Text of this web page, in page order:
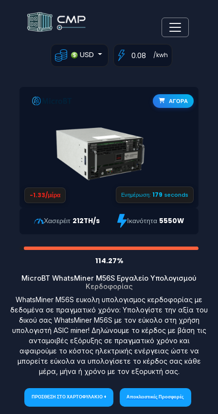
USD /kwh
ΑΓΟΡΑ
-1.33/μέρα Ενημέρωση: 178 seconds
Χασερέιτ 212TH/s Ικανότητα 5550W
114.27%
MicroBT WhatsMiner M56S Εργαλείο Υπολογισμού
Κερδοφορίας
WhatsMiner M56S ευκολη υπολογισμος κερδοφορίας με
δεδομένα σε πραγματικό χρόνο: Υπολογίστε την αξία του
δικού σας WhatsMiner M56S με τον εύκολο στη χρήση
υπολογιστή ASIC miner! Δηλώνουμε το κέρδος με βάση τις
ανταμοιβές εξόρυξης σε πραγματικό χρόνο και
αφαιρούμε το κόστος ηλεκτρικής ενέργειας ώστε να
μπορείτε εύκολα να υπολογίσετε το κέρδος σας κάθε
μέρα, μήνα ή χρόνο με τον εξορυκτή σας.
ΠΡΟΣΘΕΣΗ ΣΤΟ ΧΑΡΤΟΦΥΛΑΚΙΟ + Αποκλειστικές Προσφορές